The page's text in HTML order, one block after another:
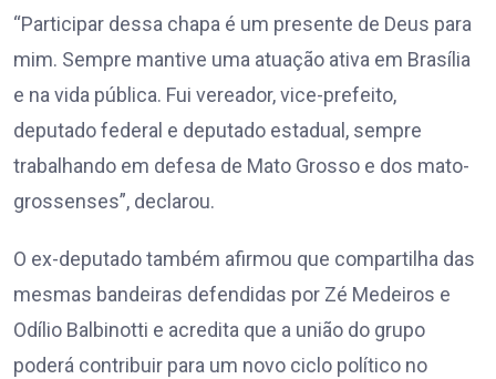
“Participar dessa chapa é um presente de Deus para
mim. Sempre mantive uma atuação ativa em Brasília
e na vida pública. Fui vereador, vice-prefeito,
deputado federal e deputado estadual, sempre
trabalhando em defesa de Mato Grosso e dos mato-
grossenses”, declarou.
O ex-deputado também afirmou que compartilha das
mesmas bandeiras defendidas por Zé Medeiros e
Odílio Balbinotti e acredita que a união do grupo
poderá contribuir para um novo ciclo político no